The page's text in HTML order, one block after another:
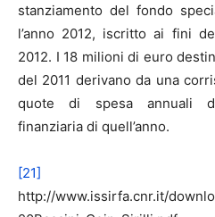
stanziamento del fondo
l’anno 2012, iscritto ai fini
2012. I 18 milioni di euro
del 2011 derivano da una
quote di spesa annuali
finanziaria di quell’anno.
[21]
http://www.issirfa.cnr.it/